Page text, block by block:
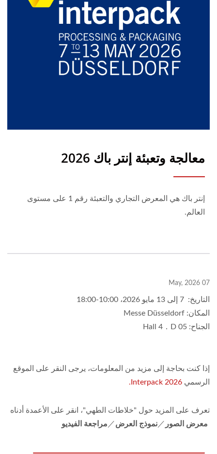
معالجة وتعبئة إنتر باك 2026
إنتر باك هي المعرض التجاري والتعبئة رقم 1 على مستوى
العالم.
07 May, 2026
التاريخ: 7 إلى 13 مايو 2026، 10:00-18:00
المكان: Messe Düsseldorf
الجناح: Hall 4．D 05
إذا كنت بحاجة إلى مزيد من المعلومات، يرجى النقر على الموقع
الرسمي 2026 Interpack.
تعرف على المزيد حول "خلاطات الطهي"، انقر على الأعمدة أدناه
معرض الصور ／ نموذج العرض／ مراجعة الفيديو